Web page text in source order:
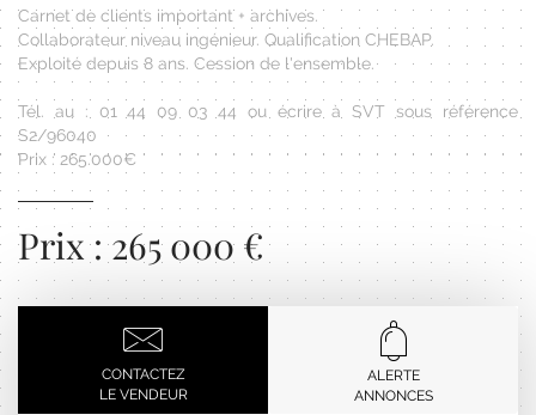
Carnet de clients important + archives.
Collaborateur niveau ingénieur. Qualification CHEBAP.
Exploité depuis 8 ans. Cession de l'ensemble.
Tél. au : 01 44 09 03 44 ou écrire à SVT sous référence
S2/96040
Prix : 265.000€
Prix : 265 000 €
CONTACTEZ
LE VENDEUR
ALERTE
ANNONCES